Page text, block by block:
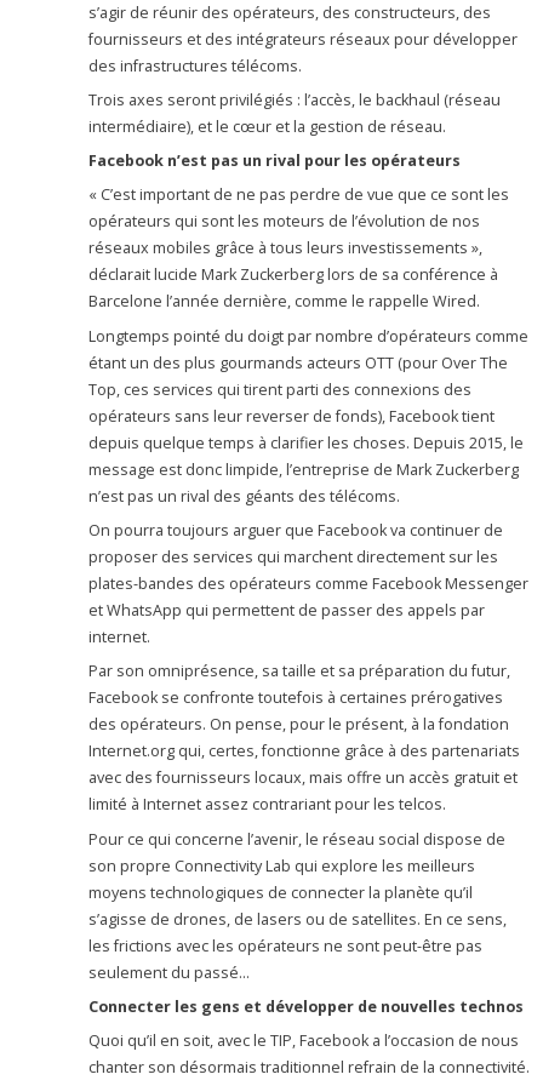
s’agir de réunir des opérateurs, des constructeurs, des
fournisseurs et des intégrateurs réseaux pour développer
des infrastructures télécoms.
Trois axes seront privilégiés : l’accès, le backhaul (réseau
intermédiaire), et le cœur et la gestion de réseau.
Facebook n’est pas un rival pour les opérateurs
« C’est important de ne pas perdre de vue que ce sont les
opérateurs qui sont les moteurs de l’évolution de nos
réseaux mobiles grâce à tous leurs investissements »,
déclarait lucide Mark Zuckerberg lors de sa conférence à
Barcelone l’année dernière, comme le rappelle Wired.
Longtemps pointé du doigt par nombre d’opérateurs comme
étant un des plus gourmands acteurs OTT (pour Over The
Top, ces services qui tirent parti des connexions des
opérateurs sans leur reverser de fonds), Facebook tient
depuis quelque temps à clarifier les choses. Depuis 2015, le
message est donc limpide, l’entreprise de Mark Zuckerberg
n’est pas un rival des géants des télécoms.
On pourra toujours arguer que Facebook va continuer de
proposer des services qui marchent directement sur les
plates-bandes des opérateurs comme Facebook Messenger
et WhatsApp qui permettent de passer des appels par
internet.
Par son omniprésence, sa taille et sa préparation du futur,
Facebook se confronte toutefois à certaines prérogatives
des opérateurs. On pense, pour le présent, à la fondation
Internet.org qui, certes, fonctionne grâce à des partenariats
avec des fournisseurs locaux, mais offre un accès gratuit et
limité à Internet assez contrariant pour les telcos.
Pour ce qui concerne l’avenir, le réseau social dispose de
son propre Connectivity Lab qui explore les meilleurs
moyens technologiques de connecter la planète qu’il
s’agisse de drones, de lasers ou de satellites. En ce sens,
les frictions avec les opérateurs ne sont peut-être pas
seulement du passé…
Connecter les gens et développer de nouvelles technos
Quoi qu’il en soit, avec le TIP, Facebook a l’occasion de nous
chanter son désormais traditionnel refrain de la connectivité.